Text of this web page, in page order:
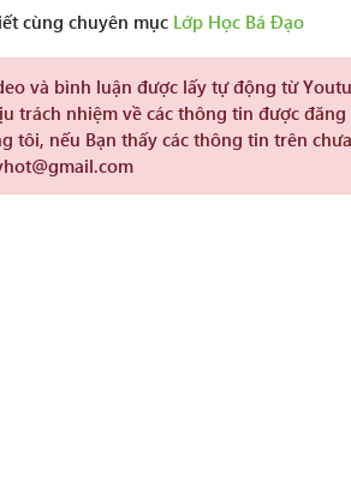
cùng chuyên mục Lớp Học Bá Đạo
và bình luận được lấy tự động từ
trách nhiệm về các thông tin được
tôi, nếu Bạn thấy các thông tin trên